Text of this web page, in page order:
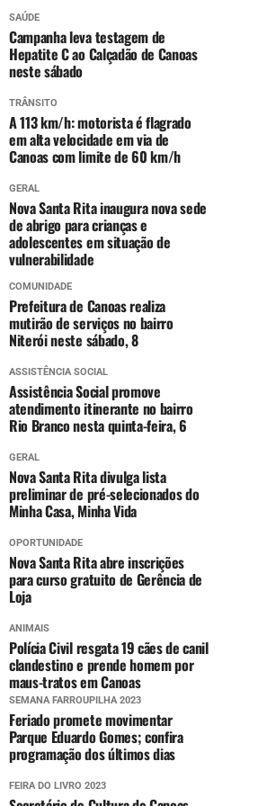
SAÚDE
Campanha leva testagem de
Hepatite C ao Calçadão de Canoas
neste sábado
TRÂNSITO
A 113 km/h: motorista é flagrado
em alta velocidade em via de
Canoas com limite de 60 km/h
GERAL
Nova Santa Rita inaugura nova sede
de abrigo para crianças e
adolescentes em situação de
vulnerabilidade
COMUNIDADE
Prefeitura de Canoas realiza
mutirão de serviços no bairro
Niterói neste sábado, 8
ASSISTÊNCIA SOCIAL
Assistência Social promove
atendimento itinerante no bairro
Rio Branco nesta quinta-feira, 6
GERAL
Nova Santa Rita divulga lista
preliminar de pré-selecionados do
Minha Casa, Minha Vida
OPORTUNIDADE
Nova Santa Rita abre inscrições
para curso gratuito de Gerência de
Loja
ANIMAIS
Polícia Civil resgata 19 cães de canil
clandestino e prende homem por
maus-tratos em Canoas
SEMANA FARROUPILHA 2023
Feriado promete movimentar
Parque Eduardo Gomes; confira
programação dos últimos dias
FEIRA DO LIVRO 2023